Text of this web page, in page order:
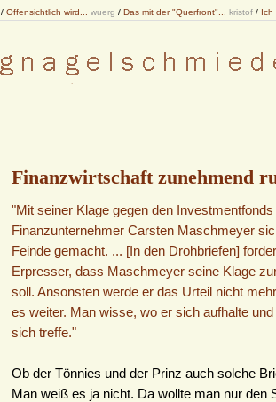
/ Offensichtlich wird... wuerg / Das mit der "Querfront"... kristof / Ich
Finanzwirtschaft zunehmend
"Mit seiner Klage gegen den Investmentfonds
Finanzunternehmer Carsten Maschmeyer
Feinde gemacht. ... [In den Drohbriefen]
Erpresser, dass Maschmeyer seine Klage
soll. Ansonsten werde er das Urteil nicht
es weiter. Man wisse, wo er sich aufhalte
sich treffe."
Ob der Tönnies und der Prinz auch solche
Man weiß es ja nicht. Da wollte man nur den